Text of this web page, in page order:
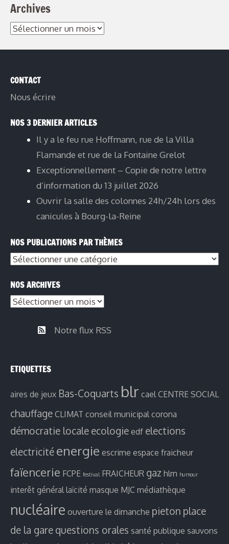
Archives
CONTACT
Nous écrire
NOS 3 DERNIER ARTICLES
Il y a le feu rue Hoffmann, rue de la Villa
Flamande et rue de la Fontaine Grelot
Exceptionnellement – Copie de notre lettre
d’information du 13 juillet 2026
Ouvrir la salle des colonnes 24h/24h lors des
canicules à Bourg-la-Reine
NOS PUBLICATIONS PAR THÈMES
NOS ARCHIVES
Notre flux RSS
ETIQUETTES
aires de jeux Bas-Coquarts blr cael CENTRE SOCIAL
chauffage CLIMAT conseil municipal corona
démocratie locale ecologie edf elections
electricité energie escrime espace fraicheur
faïencerie FCPE festival FRAICHEUR gaz hlm humour
interêt général laïcité masque MJC médiathèque
nucléaire ouverture le dimanche pieton place
de la gare questions orales santé publique sauvons